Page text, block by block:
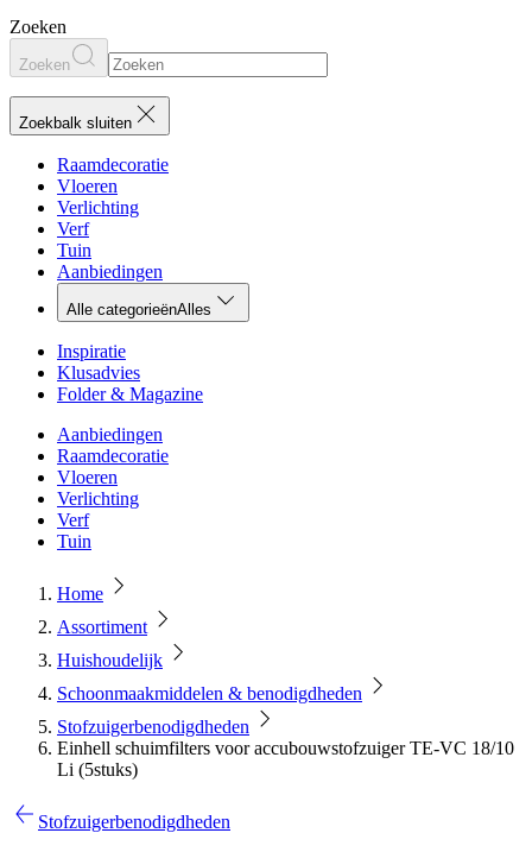
Zoeken
Zoeken
Zoekbalk sluiten
Raamdecoratie
Vloeren
Verlichting
Verf
Tuin
Aanbiedingen
Alle categorieënAlles
Inspiratie
Klusadvies
Folder & Magazine
Aanbiedingen
Raamdecoratie
Vloeren
Verlichting
Verf
Tuin
Home
Assortiment
Huishoudelijk
Schoonmaakmiddelen & benodigdheden
Stofzuigerbenodigdheden
Einhell schuimfilters voor accubouwstofzuiger TE-VC 18/10
Li (5stuks)
Stofzuigerbenodigdheden